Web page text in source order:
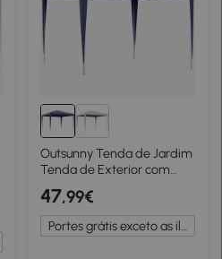
Outsunny Tenda de Jardim
Tenda de Exterior com
Tubos de Aço e Cobertura
de PE para Eventos
Campismo Festas
293x293x252 cm Azul
47,99€
Portes grátis exceto as ilhas